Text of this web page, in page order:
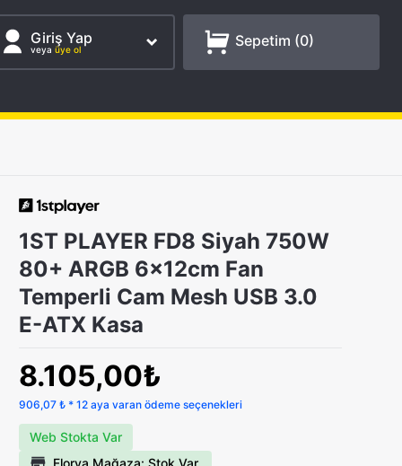
Giriş Yap
veya üye ol Sepetim (0)
1ST PLAYER FD8 Siyah 750W
80+ ARGB 6x12cm Fan
Temperli Cam Mesh USB 3.0
E-ATX Kasa
8.105,00₺
906,07 ₺ * 12 aya varan ödeme seçenekleri
Web Stokta Var